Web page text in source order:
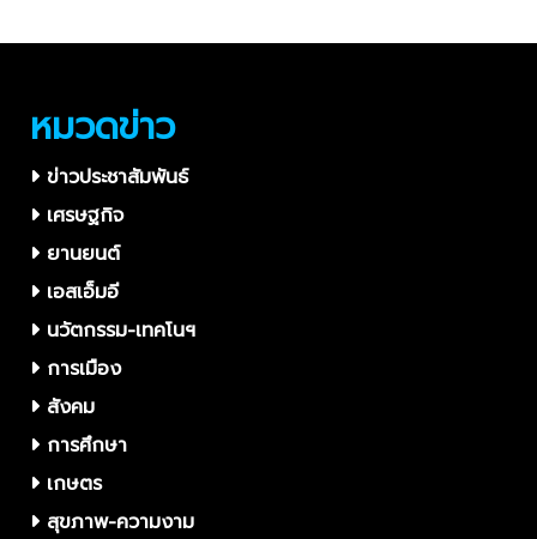
หมวดข่าว
ข่าวประชาสัมพันธ์
เศรษฐกิจ
ยานยนต์
เอสเอ็มอี
นวัตกรรม-เทคโนฯ
การเมือง
สังคม
การศึกษา
เกษตร
สุขภาพ-ความงาม